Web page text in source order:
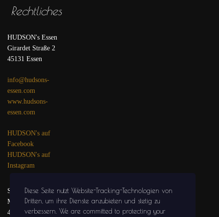
Rechtliches
HUDSON's Essen
Girardet Straße 2
45131 Essen
info@hudsons-
essen.com
www.hudsons-
essen.com
HUDSON's auf
Facebook
HUDSON's auf
Instagram
SOLIDGROUND
MEDIA
47441 MOERS
Diese Seite nutzt Website-Tracking-Technologien von
Dritten, um ihre Dienste anzubieten und stetig zu
verbessern . We are committed to protecting your